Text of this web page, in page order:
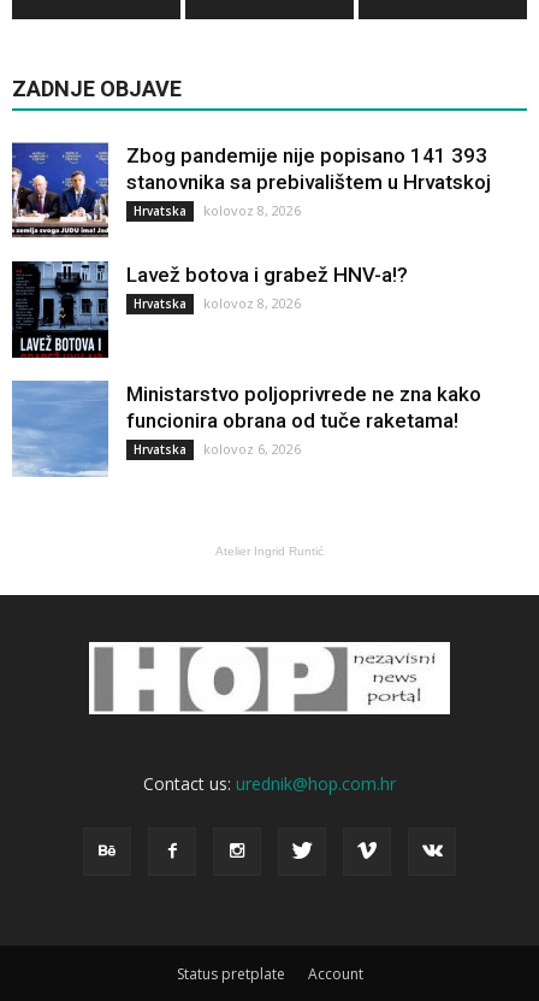
ZADNJE OBJAVE
Zbog pandemije nije popisano 141 393
stanovnika sa prebivalištem u Hrvatskoj
Hrvatska kolovoz 8, 2026
Lavež botova i grabež HNV-a!?
Hrvatska kolovoz 8, 2026
Ministarstvo poljoprivrede ne zna kako
funcionira obrana od tuče raketama!
Hrvatska kolovoz 6, 2026
Atelier Ingrid Runtić
Contact us: urednik@hop.com.hr
Status pretplate Account